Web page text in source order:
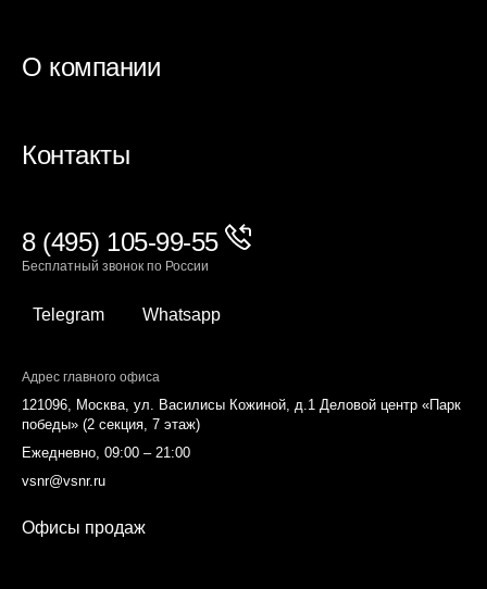
О компании
Контакты
8 (495) 105-99-55
Бесплатный звонок по России
Telegram Whatsapp
Адрес главного офиса
121096, Москва, ул. Василисы Кожиной, д.1 Деловой центр «Парк
победы» (2 секция, 7 этаж)
Ежедневно, 09:00 – 21:00
vsnr@vsnr.ru
Офисы продаж